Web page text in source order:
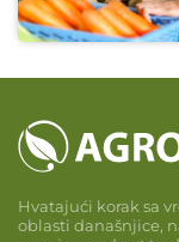
Hvatajući korak sa
oblasti današnjice,